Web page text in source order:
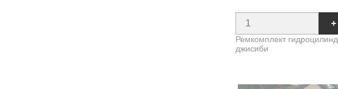
Ремкомплект
джисиби